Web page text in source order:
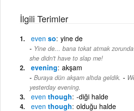
İlgili Terimler
even so yine de
Yine de... bana tokat atmak
she didn't have to slap me!
evening akşam
Buraya dün akşam altıda geldik. -
yesterday evening.
even though -diği halde
even though olduğu halde